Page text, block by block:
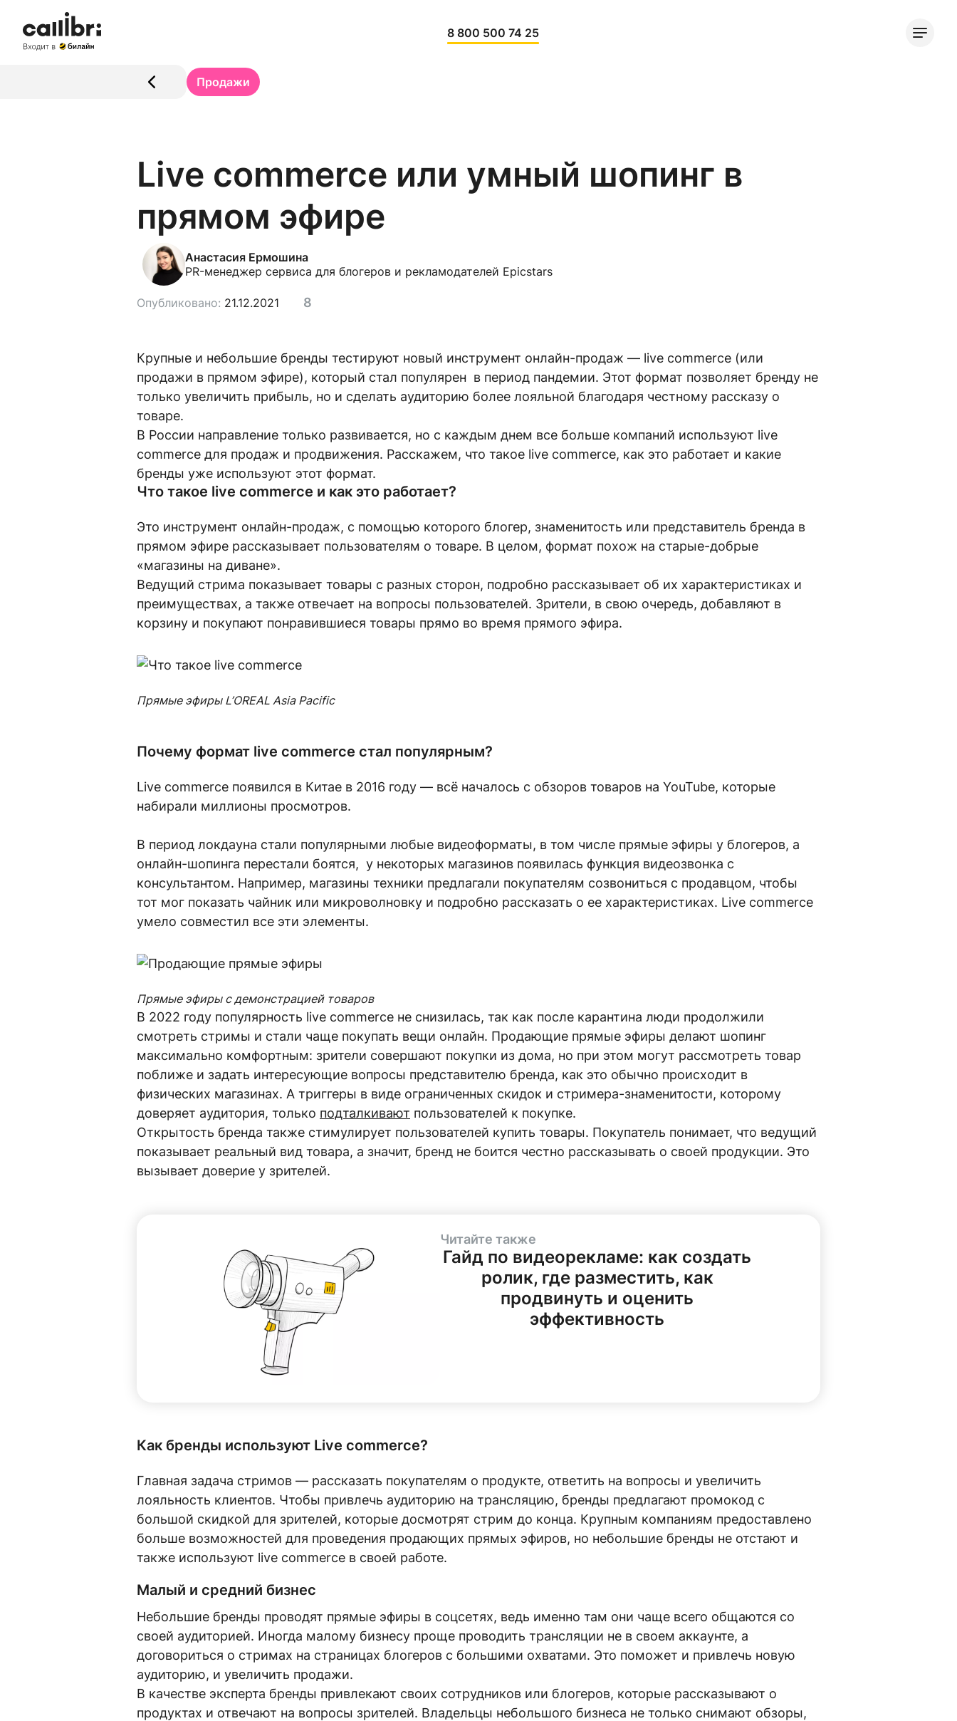
8 800 500 74 25
Продажи
Live commerce или умный шопинг в
прямом эфире
Анастасия Ермошина
PR-менеджер сервиса для блогеров и рекламодателей Epicstars
Опубликовано: 21.12.2021 8
Крупные и небольшие бренды тестируют новый инструмент онлайн-продаж — live commerce (или
продажи в прямом эфире), который стал популярен в период пандемии. Этот формат позволяет бренду не
только увеличить прибыль, но и сделать аудиторию более лояльной благодаря честному рассказу о
товаре.
В России направление только развивается, но с каждым днем все больше компаний используют live
commerce для продаж и продвижения. Расскажем, что такое live commerce, как это работает и какие
бренды уже используют этот формат.
Что такое live commerce и как это работает?
Это инструмент онлайн-продаж, с помощью которого блогер, знаменитость или представитель бренда в
прямом эфире рассказывает пользователям о товаре. В целом, формат похож на старые-добрые
«магазины на диване».
Ведущий стрима показывает товары с разных сторон, подробно рассказывает об их характеристиках и
преимуществах, а также отвечает на вопросы пользователей. Зрители, в свою очередь, добавляют в
корзину и покупают понравившиеся товары прямо во время прямого эфира.
Прямые эфиры L’OREAL Asia Pacific
Почему формат live commerce стал популярным?
Live commerce появился в Китае в 2016 году — всё началось с обзоров товаров на YouTube, которые
набирали миллионы просмотров.
В период локдауна стали популярными любые видеоформаты, в том числе прямые эфиры у блогеров, а
онлайн-шопинга перестали боятся, у некоторых магазинов появилась функция видеозвонка с
консультантом. Например, магазины техники предлагали покупателям созвониться с продавцом, чтобы
тот мог показать чайник или микроволновку и подробно рассказать о ее характеристиках. Live commerce
умело совместил все эти элементы.
Прямые эфиры с демонстрацией товаров
В 2022 году популярность live commerce не снизилась, так как после карантина люди продолжили
смотреть стримы и стали чаще покупать вещи онлайн. Продающие прямые эфиры делают шопинг
максимально комфортным: зрители совершают покупки из дома, но при этом могут рассмотреть товар
поближе и задать интересующие вопросы представителю бренда, как это обычно происходит в
физических магазинах. А триггеры в виде ограниченных скидок и стримера-знаменитости, которому
доверяет аудитория, только подталкивают пользователей к покупке.
Открытость бренда также стимулирует пользователей купить товары. Покупатель понимает, что ведущий
показывает реальный вид товара, а значит, бренд не боится честно рассказывать о своей продукции. Это
вызывает доверие у зрителей.
Читайте также
Гайд по видеорекламе: как создать
ролик, где разместить, как
продвинуть и оценить
эффективность
Как бренды используют Live commerce?
Главная задача стримов — рассказать покупателям о продукте, ответить на вопросы и увеличить
лояльность клиентов. Чтобы привлечь аудиторию на трансляцию, бренды предлагают промокод с
большой скидкой для зрителей, которые досмотрят стрим до конца. Крупным компаниям предоставлено
больше возможностей для проведения продающих прямых эфиров, но небольшие бренды не отстают и
также используют live commerce в своей работе.
Малый и средний бизнес
Небольшие бренды проводят прямые эфиры в соцсетях, ведь именно там они чаще всего общаются со
своей аудиторией. Иногда малому бизнесу проще проводить трансляции не в своем аккаунте, а
договориться о стримах на страницах блогеров с большими охватами. Это поможет и привлечь новую
аудиторию, и увеличить продажи.
В качестве эксперта бренды привлекают своих сотрудников или блогеров, которые рассказывают о
продуктах и отвечают на вопросы зрителей. Владельцы небольшого бизнеса не только снимают обзоры,